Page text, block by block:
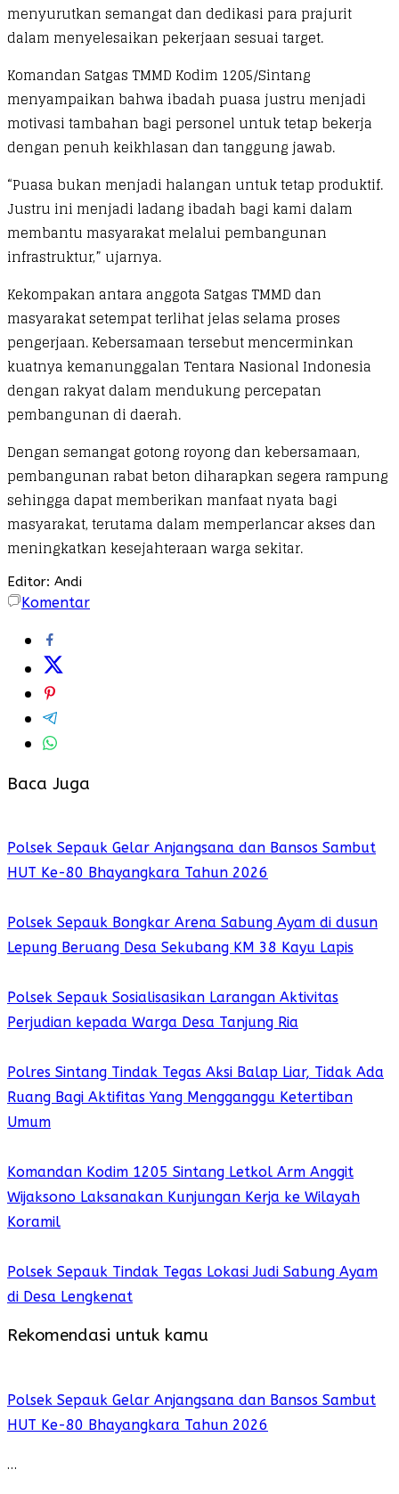
menyurutkan semangat dan dedikasi para prajurit
dalam menyelesaikan pekerjaan sesuai target.
Komandan Satgas TMMD Kodim 1205/Sintang
menyampaikan bahwa ibadah puasa justru menjadi
motivasi tambahan bagi personel untuk tetap bekerja
dengan penuh keikhlasan dan tanggung jawab.
“Puasa bukan menjadi halangan untuk tetap produktif.
Justru ini menjadi ladang ibadah bagi kami dalam
membantu masyarakat melalui pembangunan
infrastruktur,” ujarnya.
Kekompakan antara anggota Satgas TMMD dan
masyarakat setempat terlihat jelas selama proses
pengerjaan. Kebersamaan tersebut mencerminkan
kuatnya kemanunggalan Tentara Nasional Indonesia
dengan rakyat dalam mendukung percepatan
pembangunan di daerah.
Dengan semangat gotong royong dan kebersamaan,
pembangunan rabat beton diharapkan segera rampung
sehingga dapat memberikan manfaat nyata bagi
masyarakat, terutama dalam memperlancar akses dan
meningkatkan kesejahteraan warga sekitar.
Editor: Andi
Komentar
Baca Juga
Polsek Sepauk Gelar Anjangsana dan Bansos Sambut
HUT Ke-80 Bhayangkara Tahun 2026
Polsek Sepauk Bongkar Arena Sabung Ayam di dusun
Lepung Beruang Desa Sekubang KM 38 Kayu Lapis
Polsek Sepauk Sosialisasikan Larangan Aktivitas
Perjudian kepada Warga Desa Tanjung Ria
Polres Sintang Tindak Tegas Aksi Balap Liar, Tidak Ada
Ruang Bagi Aktifitas Yang Mengganggu Ketertiban
Umum
Komandan Kodim 1205 Sintang Letkol Arm Anggit
Wijaksono Laksanakan Kunjungan Kerja ke Wilayah
Koramil
Polsek Sepauk Tindak Tegas Lokasi Judi Sabung Ayam
di Desa Lengkenat
Rekomendasi untuk kamu
Polsek Sepauk Gelar Anjangsana dan Bansos Sambut
HUT Ke-80 Bhayangkara Tahun 2026
…